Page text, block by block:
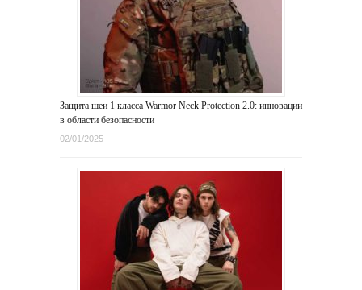
Защита шеи 1 класса Warmor Neck Protection 2.0: инновации
в области безопасности
02/01/2025